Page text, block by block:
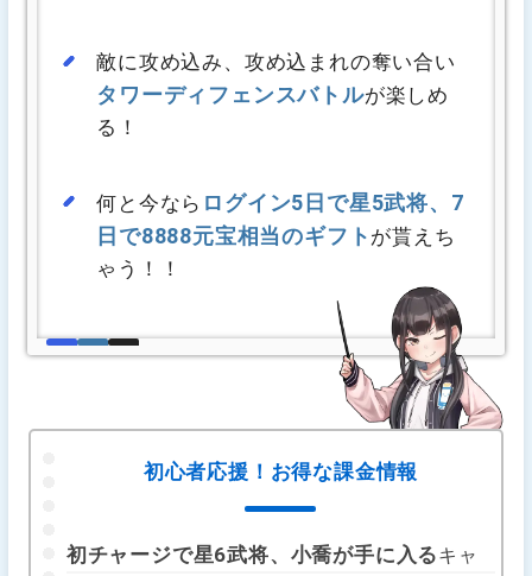
敵に攻め込み、攻め込まれの奪い合い
タワーディフェンスバトルが楽しめ
る！
何と今なら ログイン5日で星5武将、7
日で8888元宝相当のギフト が貰えち
ゃう！！
初心者応援！お得な課金情報
初チャージで星6武将、小喬が手に入るキャ